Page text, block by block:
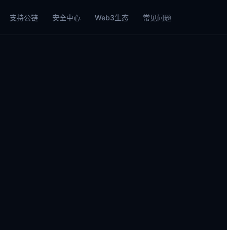
支持公链 安全中心 Web3生态 常见问题